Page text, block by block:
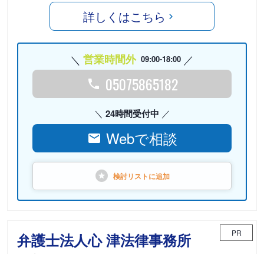
詳しくはこちら
営業時間外 09:00-18:00
05075865182
24時間受付中
Webで相談
検討リストに追加
弁護士法人心 津法律事務所 PR